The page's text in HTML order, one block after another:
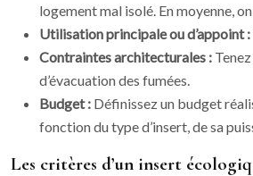
logement mal isolé. En moyenne,
Utilisation principale ou d’appoint :
Contraintes architecturales :
d’évacuation des fumées.
Budget : Définissez un budget
fonction du type d’insert, de sa
Les critères d’un insert